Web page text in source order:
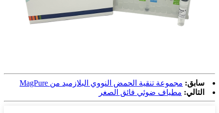
سابق: مجموعة تنقية الحمض النووي البلازميد من MagPure
التالي: مطياف ضوئي فائق الصغر